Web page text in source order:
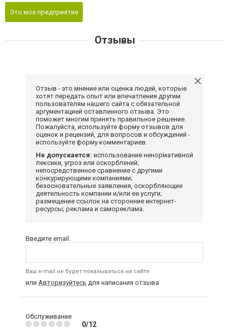
Это мое предприятие
Отзывы
Отзыв - это мнение или оценка людей, которые
хотят передать опыт или впечатления другим
пользователям нашего сайта с обязательной
аргументацией оставленного отзыва. Это
поможет многим принять правильное решение.
Пожалуйста, используйте форму отзывов для
оценок и рецензий, для вопросов и обсуждений -
используйте форму комментариев.
Не допускается: использование ненормативной
лексики, угроз или оскорблений;
непосредственное сравнение с другими
конкурирующими компаниями;
безосновательные заявления, оскорбляющие
деятельность компании и/или ее услуги;
размещение ссылок на сторонние интернет-
ресурсы; реклама и самореклама.
Введите email:
Ваш e-mail не будет показываться на сайте
или Авторизуйтесь для написания отзыва
Обслуживание
0/12